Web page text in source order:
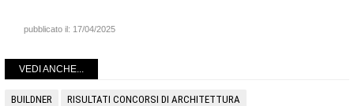
pubblicato il: 17/04/2025
VEDI ANCHE...
BUILDNER RISULTATI CONCORSI DI ARCHITETTURA